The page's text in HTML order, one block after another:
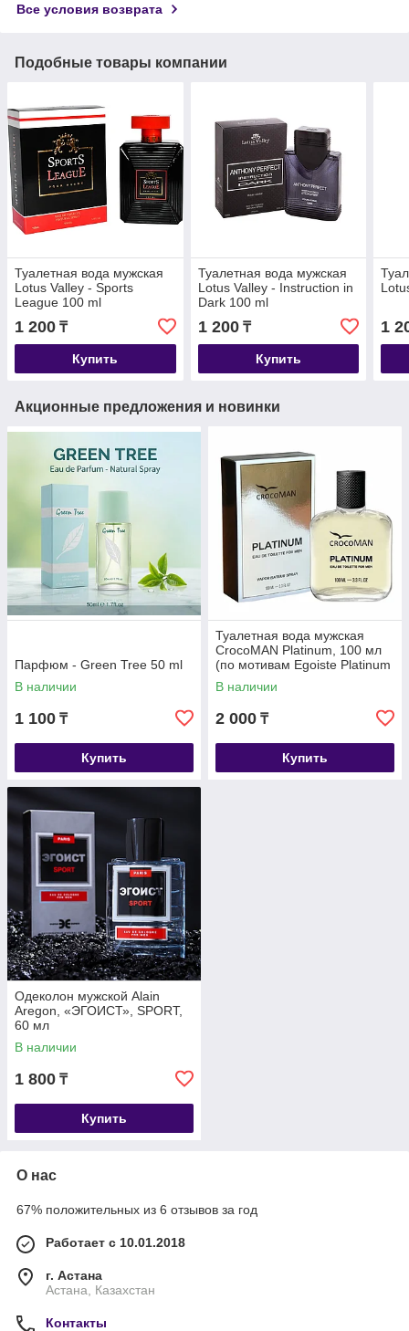
Все условия возврата
Подобные товары компании
Туалетная вода мужская
Lotus Valley - Sports
League 100 ml
1 200 ₸
Купить
Туалетная вода мужская
Lotus Valley - Instruction in
Dark 100 ml
1 200₸
Купить
1
Акционные предложения и новинки
Парфюм - Green Tree 50 ml
В наличии
1 100 ₸
Купить
Туалетная вода мужская
CrocoMAN Platinum, 100 мл
(по мотивам Egoiste Platinum
(Chanel)
В наличии
2 000 ₸
Купить
Одеколон мужской Alain
Aregon, «ЭГОИСТ», SPORT,
60 мл
В наличии
1 800 ₸
Купить
О нас
67% положительных из 6 отзывов за год
Работает с 10.01.2018
г. Астана
Астана, Казахстан
Контакты